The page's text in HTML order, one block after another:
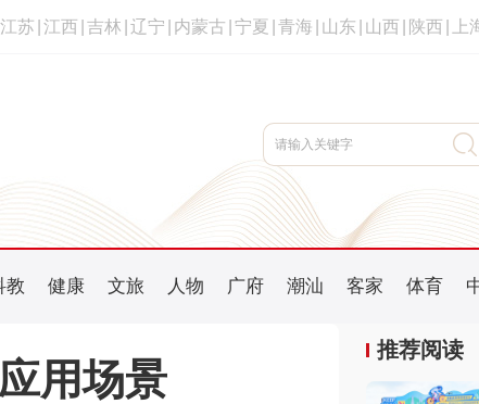
江苏 江西 吉林 辽宁 内蒙古 宁夏 青海 山东 山西 陕西 上
教 健康 文旅 人物 广府 潮汕 客家 体育
用场景
推荐阅读